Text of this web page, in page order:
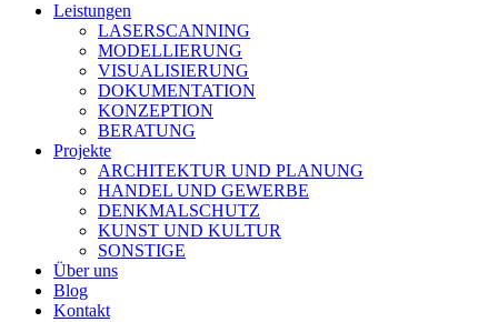
Leistungen
LASERSCANNING
MODELLIERUNG
VISUALISIERUNG
DOKUMENTATION
KONZEPTION
BERATUNG
Projekte
ARCHITEKTUR UND PLANUNG
HANDEL UND GEWERBE
DENKMALSCHUTZ
KUNST UND KULTUR
SONSTIGE
Über uns
Blog
Kontakt